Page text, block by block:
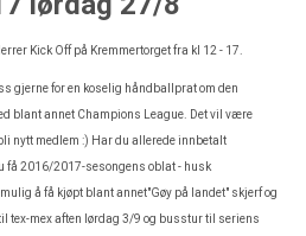
Kick Off på Kremmertorget fra kl 12 - 17.
gjerne for en koselig håndballprat om den
blant annet Champions League. Det vil være
nytt medlem :) Har du allerede innbetalt
få 2016/2017-sesongens oblat - husk
å få kjøpt blant annet"Gøy på landet" skjerf og
tex-mex aften lørdag 3/9 og busstur til seriens